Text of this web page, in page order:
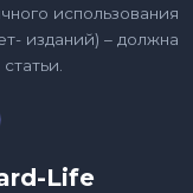
использования
изданий) – должна
Life